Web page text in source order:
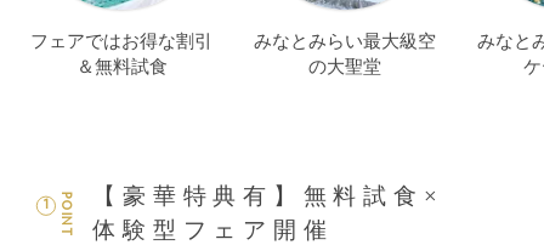
フェアではお得な割引
＆無料試食
みなとみらい最大級空
の大聖堂
みなと
POINT
1
【豪華特典有】無料試食×
体験型フェア開催